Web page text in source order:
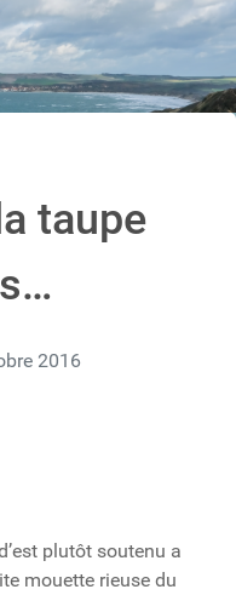
taupe
2016
plutôt soutenu a
mouette rieuse du